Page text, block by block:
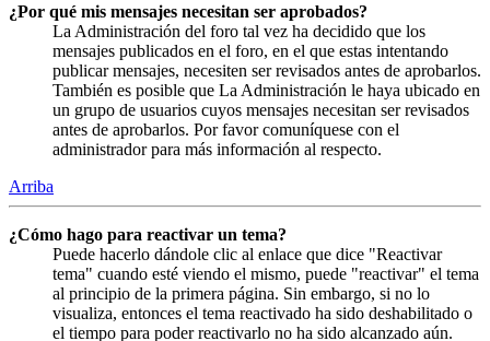
¿Por qué mis mensajes necesitan ser aprobados?
La Administración del foro tal vez ha decidido que los
mensajes publicados en el foro, en el que estas intentando
publicar mensajes, necesiten ser revisados antes de aprobarlos.
También es posible que La Administración le haya ubicado en
un grupo de usuarios cuyos mensajes necesitan ser revisados
antes de aprobarlos. Por favor comuníquese con el
administrador para más información al respecto.
Arriba
¿Cómo hago para reactivar un tema?
Puede hacerlo dándole clic al enlace que dice "Reactivar
tema" cuando esté viendo el mismo, puede "reactivar" el tema
al principio de la primera página. Sin embargo, si no lo
visualiza, entonces el tema reactivado ha sido deshabilitado o
el tiempo para poder reactivarlo no ha sido alcanzado aún.